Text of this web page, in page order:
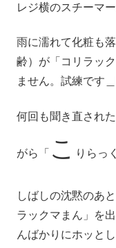
レジ横のスチーマ
雨に濡れて化粧も
齢）が「コリラッ
ません。試練です
何回も聞き直され
がら「 こ りらっ
しばしの沈黙のあ
ラックマまん」を
んばかりにホッと